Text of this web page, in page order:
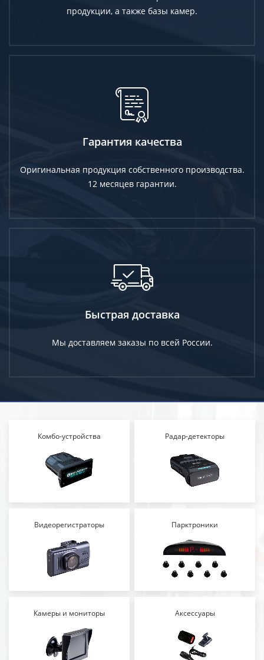
продукции, а также базы камер.
Гарантия качества
Оригинальная продукция собственного производства.
12 месяцев гарантии.
Быстрая доставка
Мы доставляем заказы по всей России.
Комбо-устройства Радар-детекторы
Видеорегистраторы Парктроники
Камеры и мониторы Аксессуары